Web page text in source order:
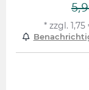
* zzgl.